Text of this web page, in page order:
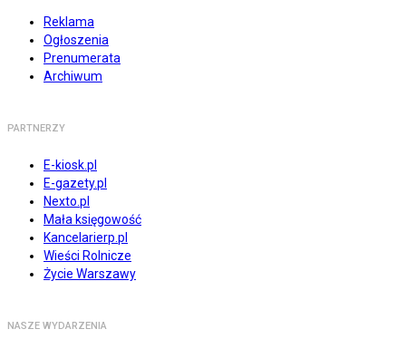
Reklama
Ogłoszenia
Prenumerata
Archiwum
PARTNERZY
E-kiosk.pl
E-gazety.pl
Nexto.pl
Mała księgowość
Kancelarierp.pl
Wieści Rolnicze
Życie Warszawy
NASZE WYDARZENIA